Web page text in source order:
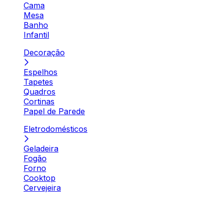
Cama
Mesa
Banho
Infantil
Decoração
Espelhos
Tapetes
Quadros
Cortinas
Papel de Parede
Eletrodomésticos
Geladeira
Fogão
Forno
Cooktop
Cervejeira